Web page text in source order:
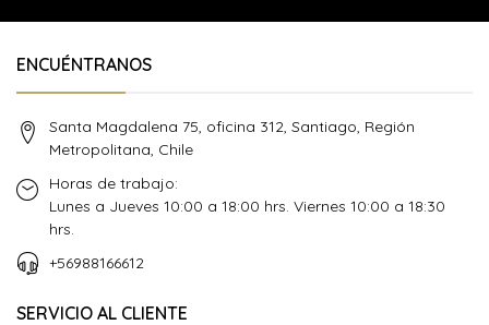
ENCUÉNTRANOS
Santa Magdalena 75, oficina 312, Santiago, Región
Metropolitana, Chile
Horas de trabajo:
Lunes a Jueves 10:00 a 18:00 hrs. Viernes 10:00 a 18:30
hrs.
+56988166612
SERVICIO AL CLIENTE